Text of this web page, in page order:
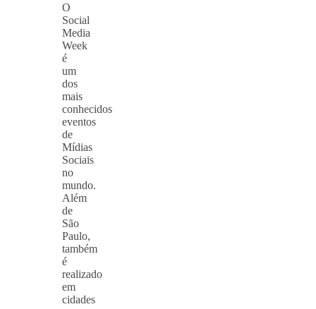
O
Social
Media
Week
é
um
dos
mais
conhecidos
eventos
de
Mídias
Sociais
no
mundo.
Além
de
São
Paulo,
também
é
realizado
em
cidades